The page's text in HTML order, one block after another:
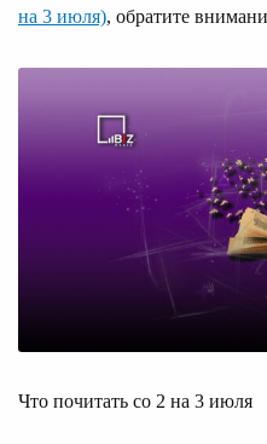
на 3 июля), обратите
Что почитать со 2 на 3 июля